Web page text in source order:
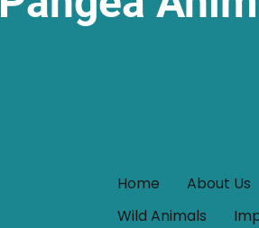
Home About Us
Wild Animals